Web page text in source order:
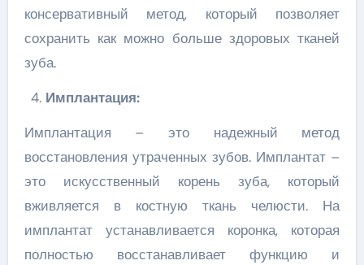
консервативный метод, который позволяет
сохранить как можно больше здоровых тканей
зуба.
Имплантация:
Имплантация – это надежный метод
восстановления утраченных зубов. Имплантат –
это искусственный корень зуба, который
вживляется в костную ткань челюсти. На
имплантат устанавливается коронка, которая
полностью восстанавливает функцию и